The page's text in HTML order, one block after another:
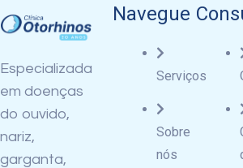
Especializada
em doenças
do ouvido,
nariz,
garganta,
Navegue
Serviços
Sobre
nós